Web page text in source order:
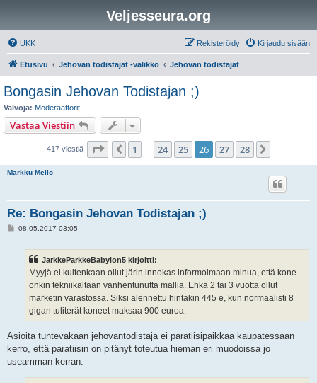
Veljesseura.org
UKK Kirjaudu sisään
Rekisteröidy
Etusivu Jehovan todistajat -valikko Jehovan todistajat
Bongasin Jehovan Todistajan ;)
Valvoja: Moderaattorit
Vastaa Viestiin
417 viestiä Sivu 26/
Edellinen
1 24 25 26 27 28
Markku Meilo
Re: Bongasin Jehovan Todistajan ;)
V08.05.2017 03:05
JarkkeParkkeBabylon5 kirjoitti:
Myyjä ei kuitenkaan ollut järin innokas informoimaan minua, että kone
onkin tekniikaltaan vanhentunutta mallia. Ehkä 2 tai 3 vuotta ollut
marketin varastossa. Siksi alennettu hintakin 445 e, kun normaalisti 8
gigan tuliterät koneet maksaa 900 euroa.
Asioita tuntevakaan jehovantodistaja ei paratiisipaikkaa kaupatessaan
kerro, että paratiisin on pitänyt toteutua hieman eri muodoissa jo
useamman kerran.